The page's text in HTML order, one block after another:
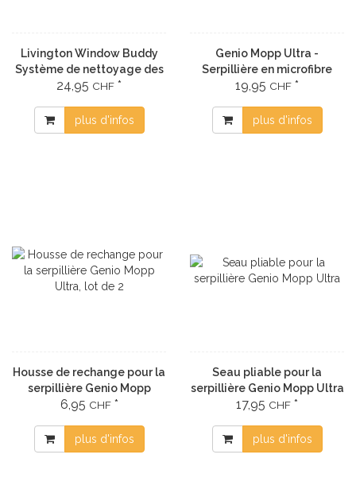
Livington Window Buddy
Système de nettoyage des
fenêtres
24,95 CHF *
plus d'infos
Genio Mopp Ultra -
Serpillière en microfibre
19,95 CHF *
plus d'infos
Housse de rechange pour la
serpillière Genio Mopp
Ultra, lot de 2
6,95 CHF*
plus d'infos
Seau pliable pour la
serpillière Genio Mopp Ultra
17,95 CHF *
plus d'infos